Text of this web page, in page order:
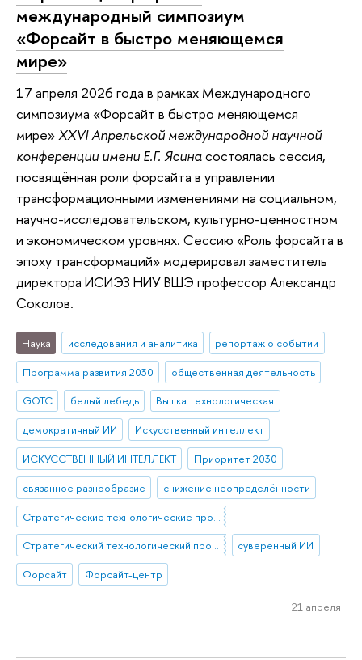
международный симпозиум
«Форсайт в быстро меняющемся
мире»
17 апреля 2026 года в рамках Международного
симпозиума «Форсайт в быстро меняющемся
мире»XXVI Апрельской международной научной
конференции имени Е.Г. Ясинасостоялась сессия,
посвящённая роли форсайта в управлении
трансформационными изменениями на социальном,
научно-исследовательском, культурно-ценностном
и экономическом уровнях. Сессию «Роль форсайта в
эпоху трансформаций» модерировал заместитель
директора ИСИЭЗ НИУ ВШЭ профессор Александр
Соколов.
Наука исследования и аналитика
репортаж о событии
Программа развития 2030
общественная деятельность
GOTC
белый лебедь
Вышка технологическая
демократичный ИИ
Искусственный интеллект
ИСКУССТВЕННЫЙ ИНТЕЛЛЕКТ
Приоритет 2030
связанное разнообразие
снижение неопределённости
Стратегический технологический проект «Национальный центр социально-экономического и научно-технологического прогнозирования»
суверенный ИИ
Форсайт
Форсайт-центр
21 апреля